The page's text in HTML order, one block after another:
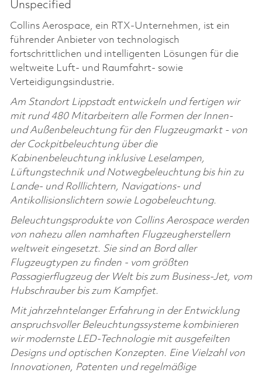
Unspecified
Collins Aerospace, ein RTX-Unternehmen, ist ein
führender Anbieter von technologisch
fortschrittlichen und intelligenten Lösungen für die
weltweite Luft- und Raumfahrt- sowie
Verteidigungsindustrie.
Am Standort Lippstadt entwickeln und fertigen wir
mit rund 480 Mitarbeitern alle Formen der Innen-
und Außenbeleuchtung für den Flugzeugmarkt - von
der Cockpitbeleuchtung über die
Kabinenbeleuchtung inklusive Leselampen,
Lüftungstechnik und Notwegbeleuchtung bis hin zu
Lande- und Rolllichtern, Navigations- und
Antikollisionslichtern sowie Logobeleuchtung.
Beleuchtungsprodukte von Collins Aerospace werden
von nahezu allen namhaften Flugzeugherstellern
weltweit eingesetzt. Sie sind an Bord aller
Flugzeugtypen zu finden - vom größten
Passagierflugzeug der Welt bis zum Business-Jet, vom
Hubschrauber bis zum Kampfjet.
Mit jahrzehntelanger Erfahrung in der Entwicklung
anspruchsvoller Beleuchtungssysteme kombinieren
wir modernste LED-Technologie mit ausgefeilten
Designs und optischen Konzepten. Eine Vielzahl von
Innovationen, Patenten und regelmäßige